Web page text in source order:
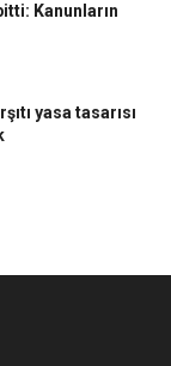
Kanunların
yasa tasarısı